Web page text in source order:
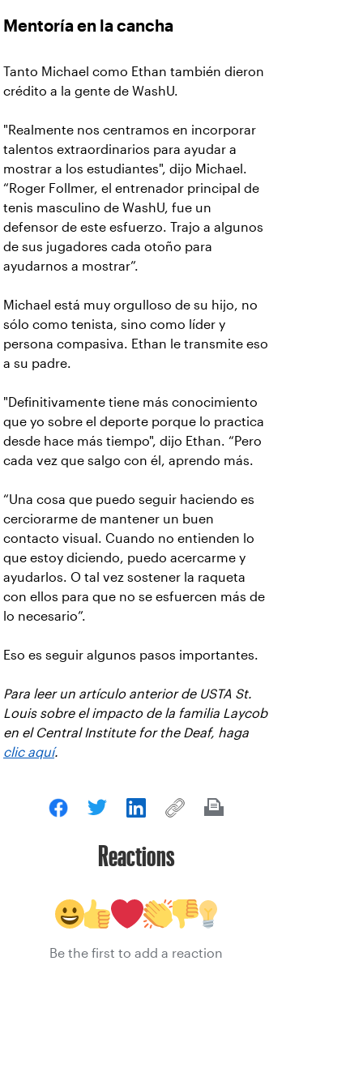
Mentoría en la cancha
Tanto Michael como Ethan también dieron
crédito a la gente de WashU.
"Realmente nos centramos en incorporar
talentos extraordinarios para ayudar a
mostrar a los estudiantes", dijo Michael.
“Roger Follmer, el entrenador principal de
tenis masculino de WashU, fue un
defensor de este esfuerzo. Trajo a algunos
de sus jugadores cada otoño para
ayudarnos a mostrar”.
Michael está muy orgulloso de su hijo, no
sólo como tenista, sino como líder y
persona compasiva. Ethan le transmite eso
a su padre.
"Definitivamente tiene más conocimiento
que yo sobre el deporte porque lo practica
desde hace más tiempo", dijo Ethan. “Pero
cada vez que salgo con él, aprendo más.
“Una cosa que puedo seguir haciendo es
cerciorarme de mantener un buen
contacto visual. Cuando no entienden lo
que estoy diciendo, puedo acercarme y
ayudarlos. O tal vez sostener la raqueta
con ellos para que no se esfuercen más de
lo necesario”.
Eso es seguir algunos pasos importantes.
Para leer un artículo anterior de USTA St.
Louis sobre el impacto de la familia Laycob
en el Central Institute for the Deaf, haga
clic aquí.
Reactions
Be the first to add a reaction